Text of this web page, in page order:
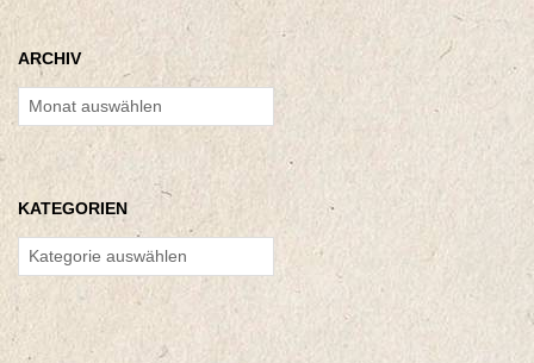
ARCHIV
Archiv
KATEGORIEN
Kategorien